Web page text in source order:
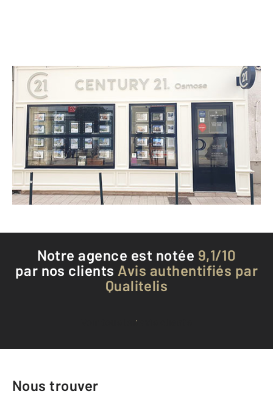
CENTURY 21 Osmose
38 Grande rue
L ISLE ADAM - 95290
Envoyer un message
Téléphoner à l'agence
Notre agence est notée 9,1/10
par nos clients Avis authentifiés par
Qualitelis
Voir tous les avis clients
Nous trouver